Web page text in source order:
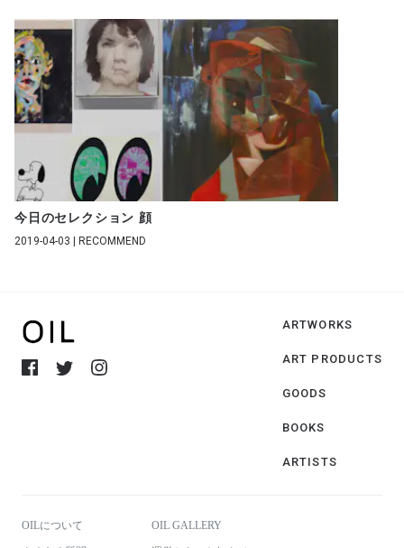
今日のセレクション 顔
2019-04-03 | RECOMMEND
ARTWORKS
ART PRODUCTS
GOODS
BOOKS
ARTISTS
OILについて OIL GALLERY